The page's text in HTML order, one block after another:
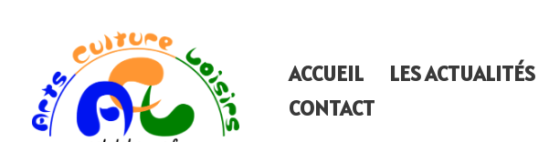
contenu
ACCUEIL LES ACTUALITÉS
CONTACT